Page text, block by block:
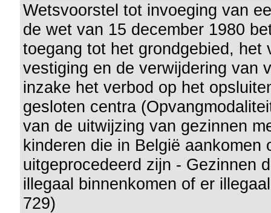
Wetsvoorstel tot invoeging van
de wet van 15 december 1980
toegang tot het grondgebied, het
vestiging en de verwijdering van
inzake het verbod op het
gesloten centra
van de uitwijzing van gezinnen
kinderen die in België aankomen
uitgeprocedeerd zijn - Gezinnen
illegaal binnenkomen of er
729)